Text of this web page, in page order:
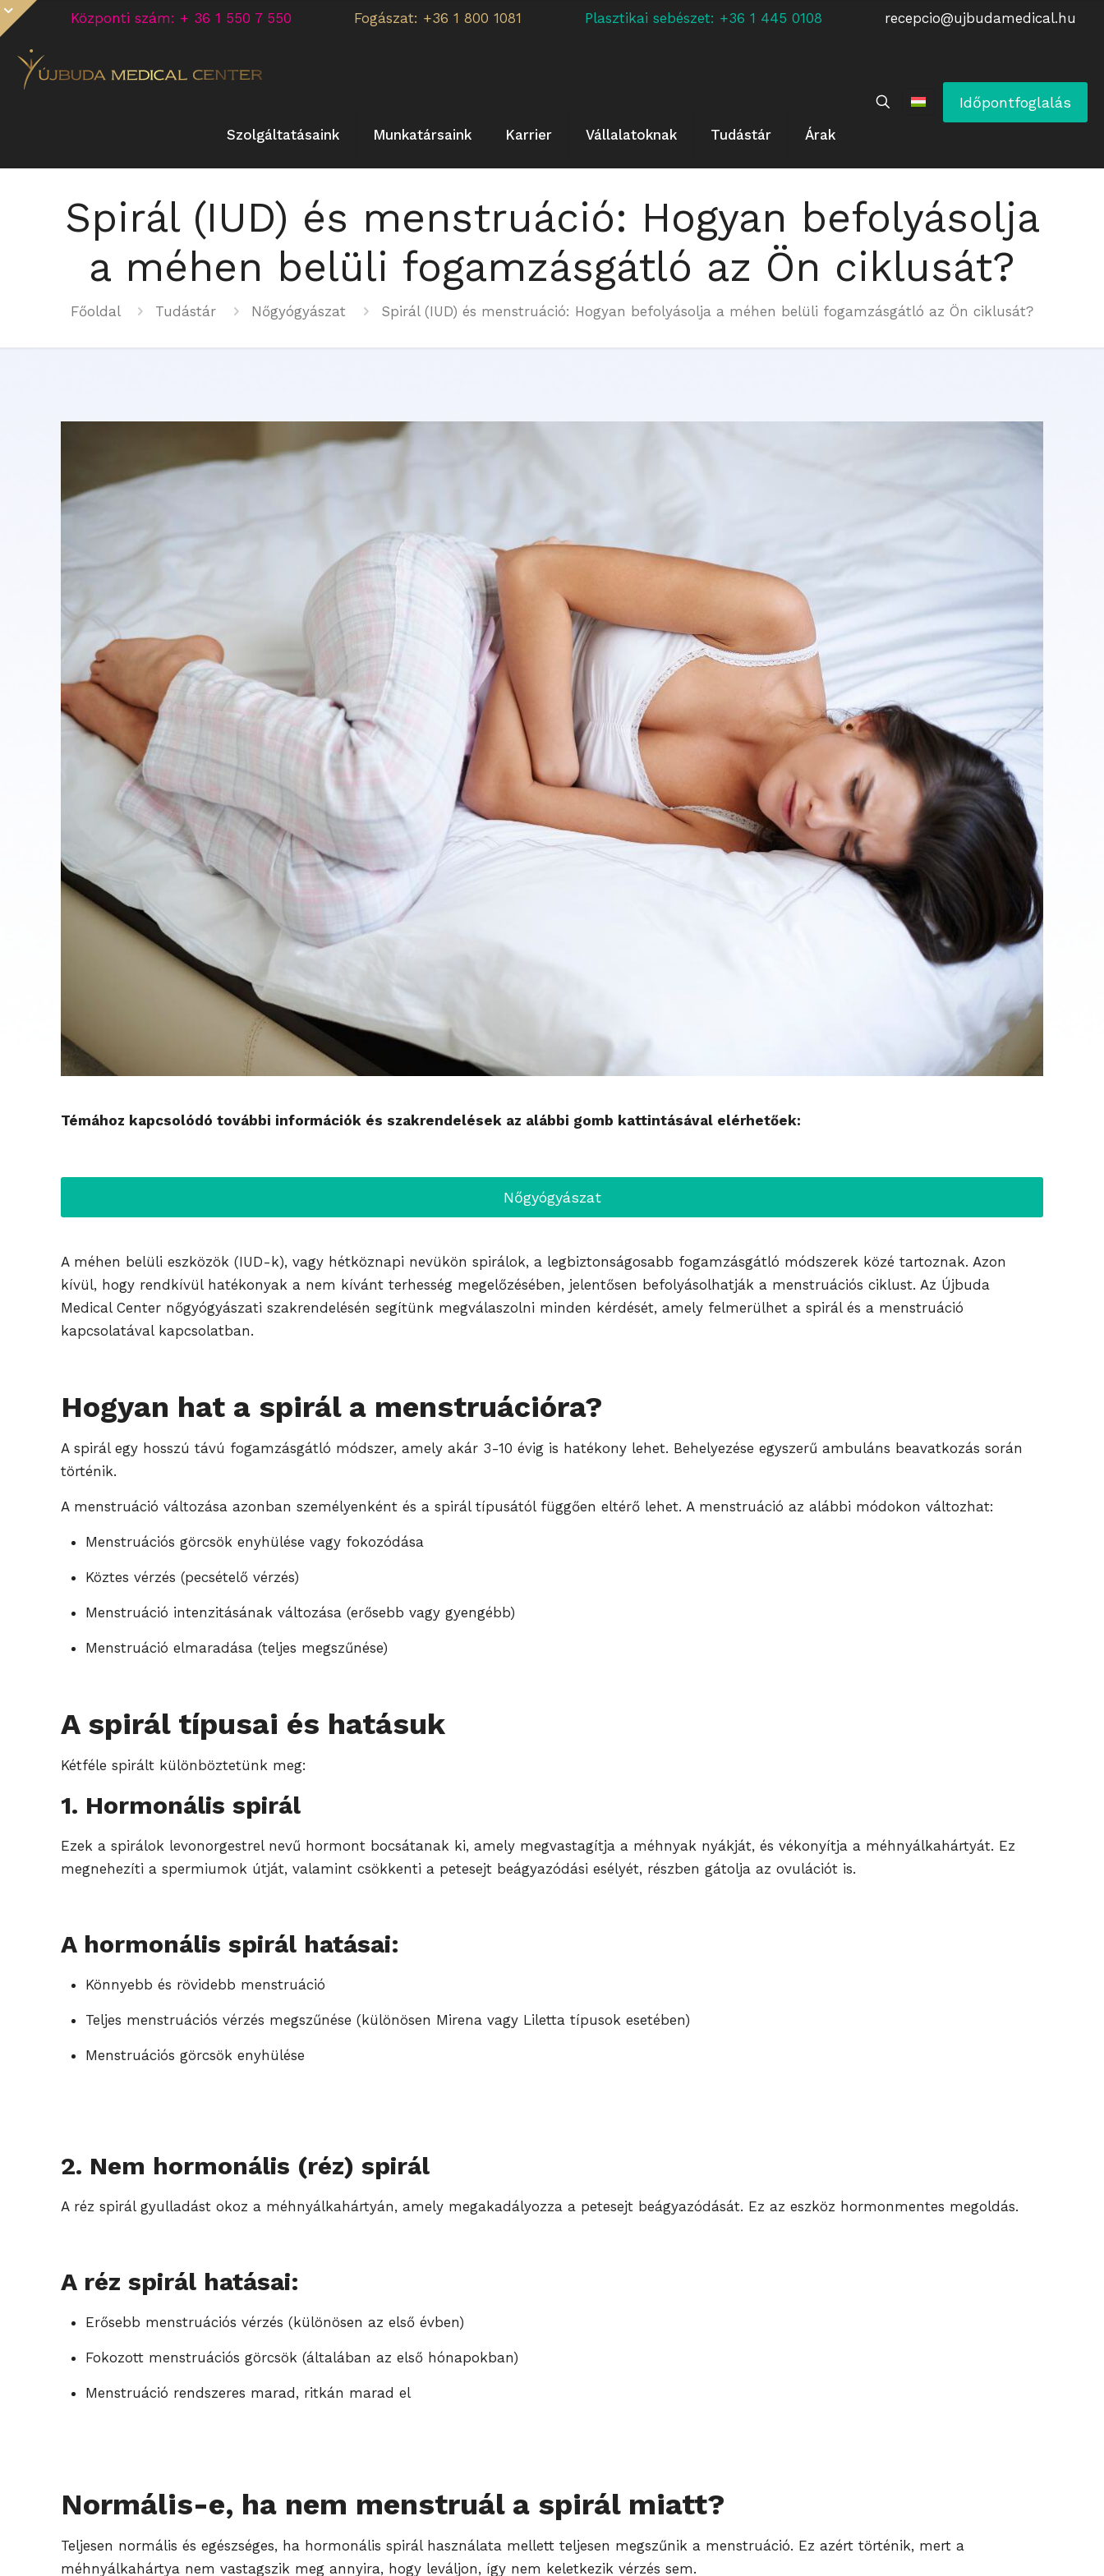
Központi szám: + 36 1 550 7 550 Fogászat: +36 1 800 1081 Plasztikai sebészet: +36 1 445 0108 recepcio@ujbudamedical.hu
Szolgáltatásaink Munkatársaink Karrier Vállalatoknak Tudástár Árak
Időpontfoglalás
Spirál (IUD) és menstruáció: Hogyan befolyásolja
a méhen belüli fogamzásgátló az Ön ciklusát?
Főoldal Tudástár Nőgyógyászat Spirál (IUD) és menstruáció: Hogyan befolyásolja a méhen belüli fogamzásgátló az Ön ciklusát?
Témához kapcsolódó további információk és szakrendelések az alábbi gomb kattintásával elérhetőek:
Nőgyógyászat
A méhen belüli eszközök (IUD-k), vagy hétköznapi nevükön spirálok, a legbiztonságosabb fogamzásgátló módszerek közé tartoznak. Azon
kívül, hogy rendkívül hatékonyak a nem kívánt terhesség megelőzésében, jelentősen befolyásolhatják a menstruációs ciklust. Az Újbuda
Medical Center nőgyógyászati szakrendelésén segítünk megválaszolni minden kérdését, amely felmerülhet a spirál és a menstruáció
kapcsolatával kapcsolatban.
Hogyan hat a spirál a menstruációra?
A spirál egy hosszú távú fogamzásgátló módszer, amely akár 3-10 évig is hatékony lehet. Behelyezése egyszerű ambuláns beavatkozás során
történik.
A menstruáció változása azonban személyenként és a spirál típusától függően eltérő lehet. A menstruáció az alábbi módokon változhat:
Menstruációs görcsök enyhülése vagy fokozódása
Köztes vérzés (pecsételő vérzés)
Menstruáció intenzitásának változása (erősebb vagy gyengébb)
Menstruáció elmaradása (teljes megszűnése)
A spirál típusai és hatásuk
Kétféle spirált különböztetünk meg:
1. Hormonális spirál
Ezek a spirálok levonorgestrel nevű hormont bocsátanak ki, amely megvastagítja a méhnyak nyákját, és vékonyítja a méhnyálkahártyát. Ez
megnehezíti a spermiumok útját, valamint csökkenti a petesejt beágyazódási esélyét, részben gátolja az ovulációt is.
A hormonális spirál hatásai:
Könnyebb és rövidebb menstruáció
Teljes menstruációs vérzés megszűnése (különösen Mirena vagy Liletta típusok esetében)
Menstruációs görcsök enyhülése
2. Nem hormonális (réz) spirál
A réz spirál gyulladást okoz a méhnyálkahártyán, amely megakadályozza a petesejt beágyazódását. Ez az eszköz hormonmentes megoldás.
A réz spirál hatásai:
Erősebb menstruációs vérzés (különösen az első évben)
Fokozott menstruációs görcsök (általában az első hónapokban)
Menstruáció rendszeres marad, ritkán marad el
Normális-e, ha nem menstruál a spirál miatt?
Teljesen normális és egészséges, ha hormonális spirál használata mellett teljesen megszűnik a menstruáció. Ez azért történik, mert a
méhnyálkahártya nem vastagszik meg annyira, hogy leváljon, így nem keletkezik vérzés sem.